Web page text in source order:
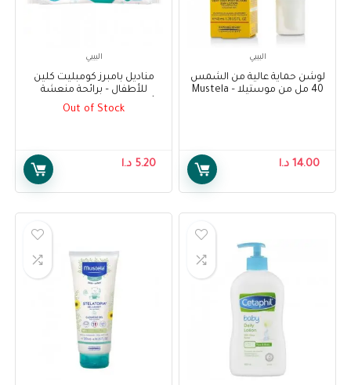
البيبي
لوشن حماية عالية من الشمس
40 مل من موستيلا – Mustela
14.00 د.ا
البيبي
مناديل بامبرز كومبليت كلين
للأطفال – برائحة منعشة
للأطفال ، 64 منديل – Pampers
Out of Stock
5.20 د.ا